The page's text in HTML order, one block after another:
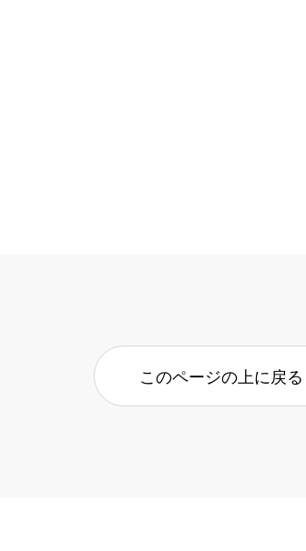
このページの上に戻る